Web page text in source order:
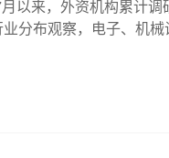
以来，外资机构累计调
分布观察，电子、机械